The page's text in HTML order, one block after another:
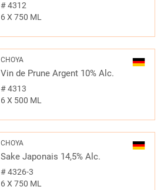
#4312
6 X 750 ML
CHOYA
Vin de Prune Argent 10% Alc.
#4313
6 X 500 ML
CHOYA
Sake Japonais 14,5% Alc.
#4326-3
6 X 750 ML